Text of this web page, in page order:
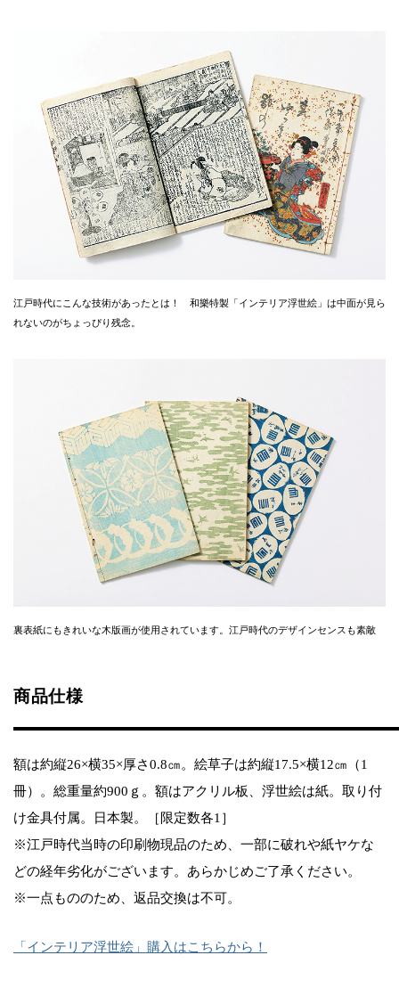
江戸時代にこんな技術があったとは！ 和樂特製「インテリア浮世絵」は中面が見ら
れないのがちょっぴり残念。
裏表紙にもきれいな木版画が使用されています。江戸時代のデザインセンスも素敵
商品仕様
額は約縦26×横35×厚さ0.8㎝。絵草子は約縦17.5×横12㎝（1
冊）。総重量約900ｇ。額はアクリル板、浮世絵は紙。取り付
け金具付属。日本製。［限定数各1］
※江戸時代当時の印刷物現品のため、一部に破れや紙ヤケな
どの経年劣化がございます。あらかじめご了承ください。
※一点もののため、返品交換は不可。
「インテリア浮世絵」購入はこちらから！